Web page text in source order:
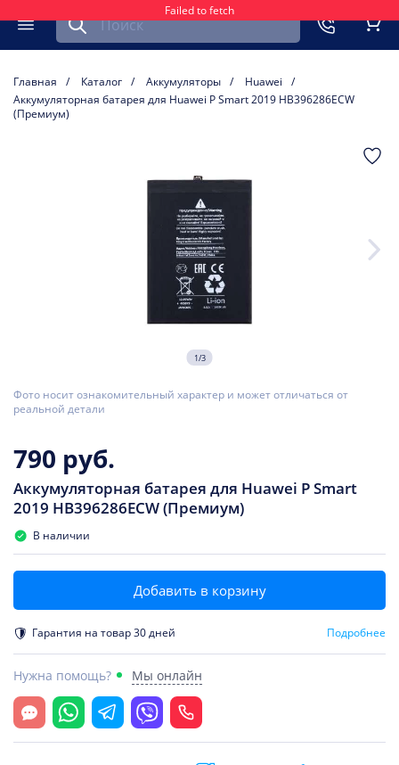
Failed to fetch
Меню
Найти запчасть для мобильного устройства
Главная Каталог Аккумуляторы
Huawei
Аккумуляторная батарея для Huawei P Smart 2019 HB396286ECW
(Премиум)
1/3
Фото носит ознакомительный характер и может отличаться от
реальной детали
790 руб.
Аккумуляторная батарея для Huawei P Smart
2019 HB396286ECW (Премиум)
В наличии
Добавить в корзину
Гарантия на товар 30 дней Подробнее
Нужна помощь? Мы онлайн
Открыть чат
WhatsappTelegramViber Позвонить